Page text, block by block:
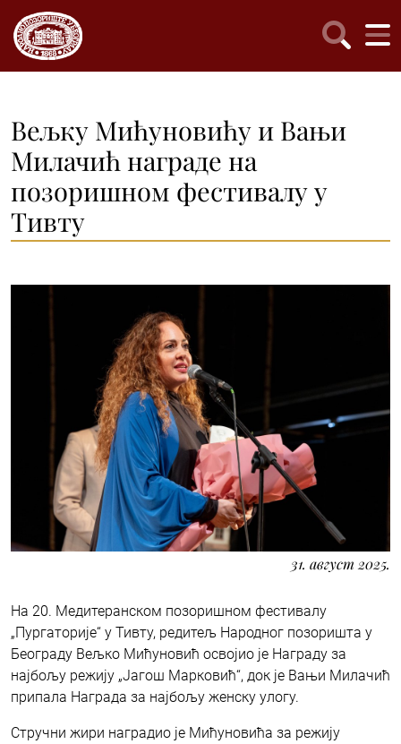
Вељку Мићуновићу и Вањи
Милачић награде на
позоришном фестивалу у
Тивту
31. август 2025.
На 20. Медитеранском позоришном фестивалу
„Пургаторије“ у Тивту, редитељ Народног позоришта у
Београду Вељко Мићуновић освојио је Награду за
најбољу режију „Јагош Марковић“, док је Вањи Милачић
припала Награда за најбољу женску улогу.
Стручни жири наградио је Мићуновића за режију